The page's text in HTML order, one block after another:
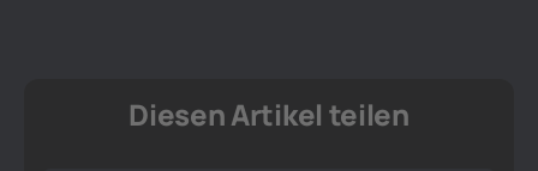
Diesen Artikel teilen